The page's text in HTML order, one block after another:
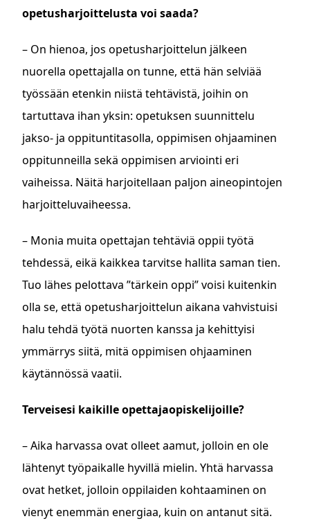
opetusharjoittelusta voi saada?
– On hienoa, jos opetusharjoittelun jälkeen
nuorella opettajalla on tunne, että hän selviää
työssään etenkin niistä tehtävistä, joihin on
tartuttava ihan yksin: opetuksen suunnittelu
jakso- ja oppituntitasolla, oppimisen ohjaaminen
oppitunneilla sekä oppimisen arviointi eri
vaiheissa. Näitä harjoitellaan paljon aineopintojen
harjoitteluvaiheessa.
– Monia muita opettajan tehtäviä oppii työtä
tehdessä, eikä kaikkea tarvitse hallita saman tien.
Tuo lähes pelottava ”tärkein oppi” voisi kuitenkin
olla se, että opetusharjoittelun aikana vahvistuisi
halu tehdä työtä nuorten kanssa ja kehittyisi
ymmärrys siitä, mitä oppimisen ohjaaminen
käytännössä vaatii.
Terveisesi kaikille opettajaopiskelijoille?
– Aika harvassa ovat olleet aamut, jolloin en ole
lähtenyt työpaikalle hyvillä mielin. Yhtä harvassa
ovat hetket, jolloin oppilaiden kohtaaminen on
vienyt enemmän energiaa, kuin on antanut sitä.